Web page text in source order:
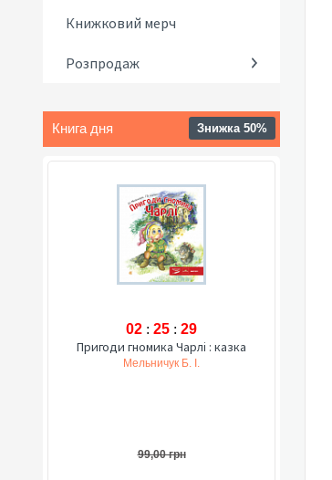
Книжковий мерч
Розпродаж
Книга дня Знижка 50%
02 : 25 : 28
Пригоди гномика Чарлі : казка
Мельничук Б. І.
99,00 грн